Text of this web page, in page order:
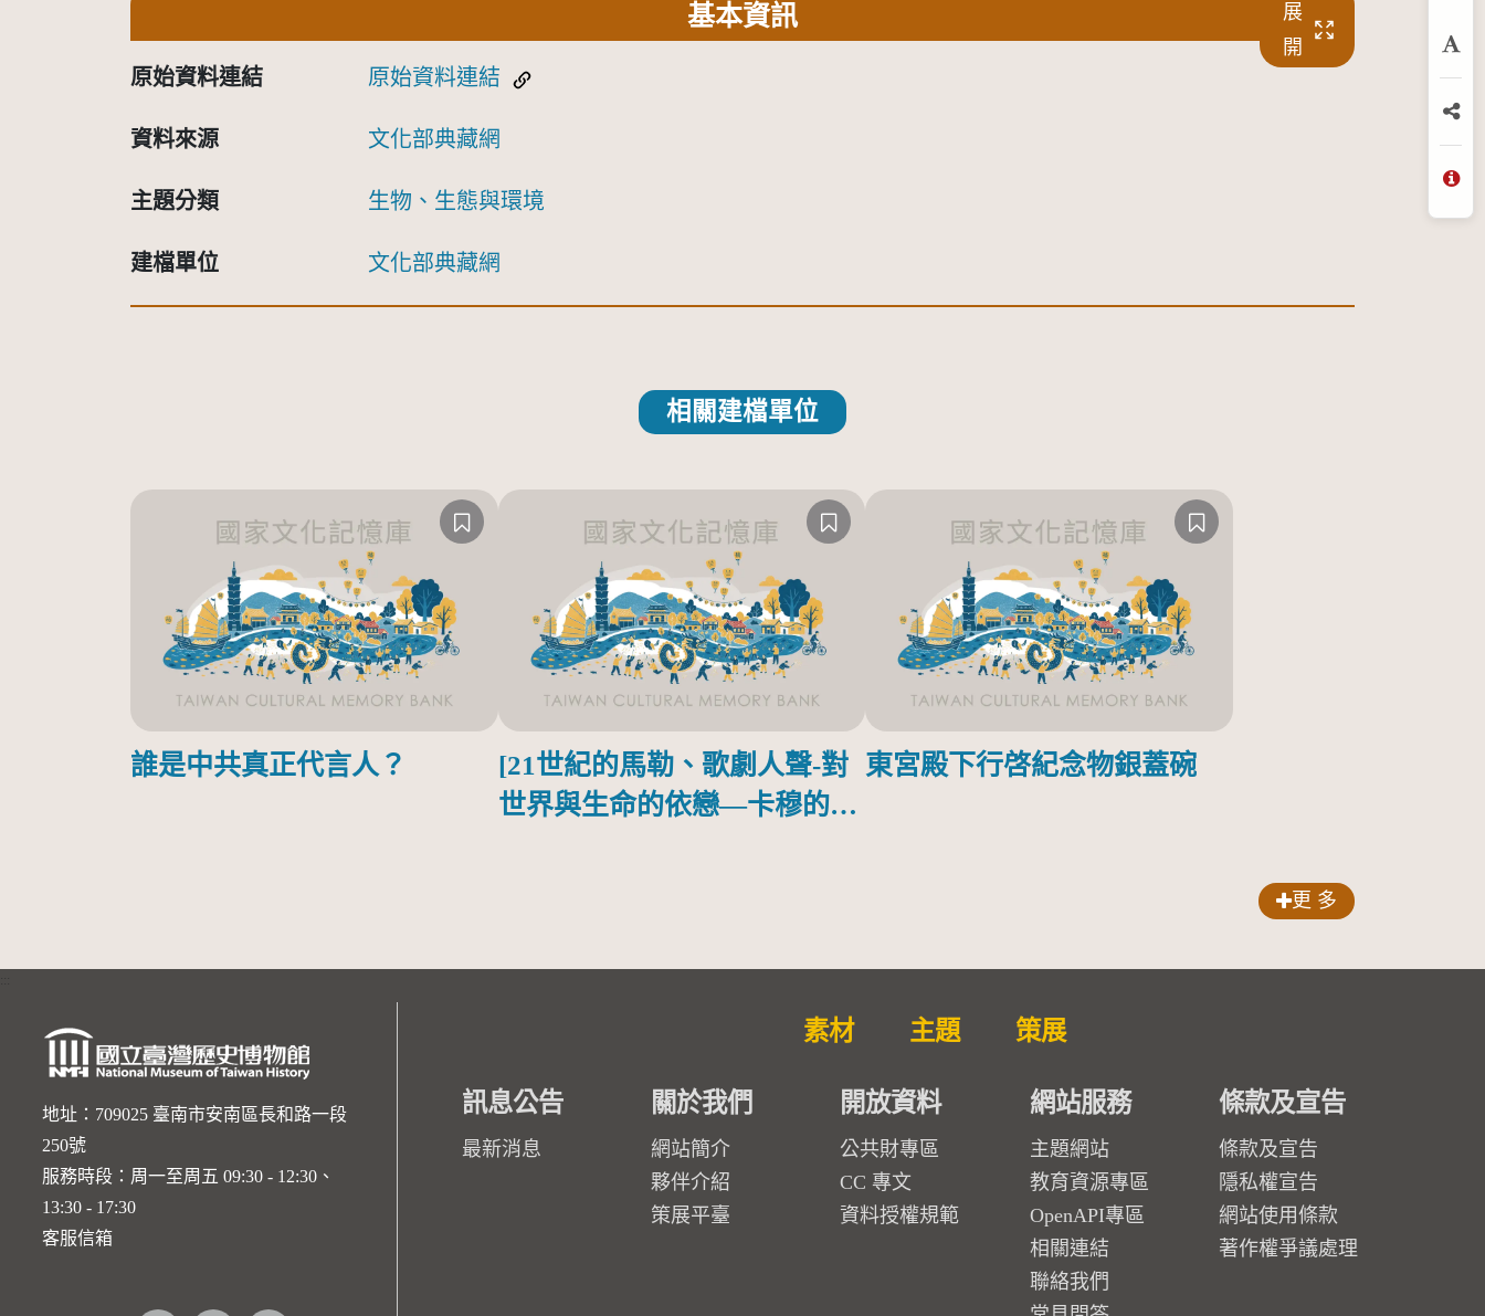
基本資訊
展
開
原始資料連結 原始資料連結
資料來源 文化部典藏網
主題分類 生物、生態與環境
建檔單位 文化部典藏網
相關建檔單位
誰是中共真正代言人？
[21世紀的馬勒、歌劇人聲-對
世界與生命的依戀—卡穆的馬
東宮殿下行啓紀念物銀蓋碗
更 多
放
分
地址：709025 臺南市安南區長和路一段
250號
服務時段：周一至周五 09:30 - 12:30、
13:30 - 17:30
客服信箱
素材 主題 策展
訊息公告
最新消息
關於我們
網站簡介
夥伴介紹
策展平臺
開放資料
公共財專區
CC 專文
資料授權規範
網站服務
主題網站
教育資源專區
OpenAPI專區
相關連結
聯絡我們
條款及宣告
條款及宣告
隱私權宣告
網站使用條款
著作權爭議處理